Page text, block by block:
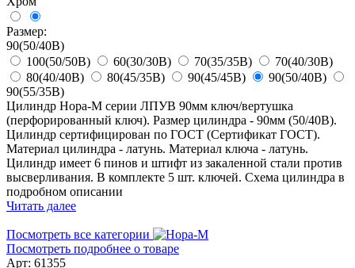
Размер:
90(50/40В)
100(50/50В)
60(30/30В) 70(35/35В)
70(40/30В)
80(40/40В)
80(45/35В) 90(45/45В)
90(50/40В)
90(55/35В)
Цилиндр Нора-М серии ЛПУВ 90мм ключ/вертушка
(перфорированный ключ). Размер цилиндра - 90мм (50/40В).
Цилиндр сертифицирован по ГОСТ (Сертификат ГОСТ).
Материал цилиндра - латунь. Материал ключа - латунь.
Цилиндр имеет 6 пинов и штифт из закаленной стали против
высверливания. В комплекте 5 шт. ключей. Схема цилиндра в
подробном описании
Читать далее
Посмотреть все категории
Посмотреть подробнее о товаре
Арт: 61355